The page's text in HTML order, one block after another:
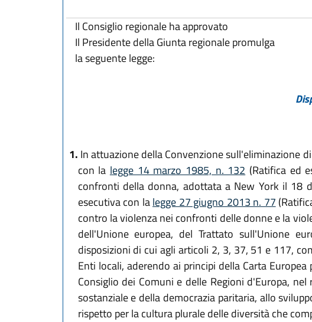
Il Consiglio regionale ha approvato
Il Presidente della Giunta regionale promulga
la seguente legge:
1. In attuazione della Convenzione sull'eliminazione
con la legge 14 marzo 1985, n. 132 (Ratifica ed
confronti della donna, adottata a New York il 18
esecutiva con lalegge 27 giugno 2013 n. 77
contro la violenza nei confronti delle donne e la
dell'Unione europea, del Trattato sull'Unione
disposizioni di cui agli articoli 2, 3, 37, 51 e 117,
Enti locali, aderendo ai principi della Carta
Consiglio dei Comuni e delle Regioni d'Europa,
sostanziale e della democrazia paritaria, allo
rispetto per la cultura plurale delle diversità che